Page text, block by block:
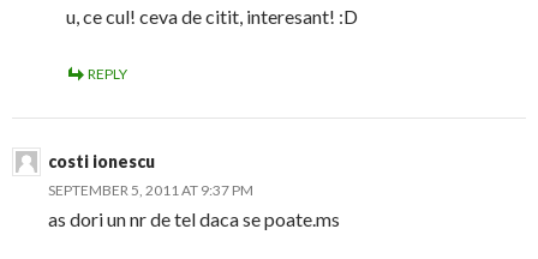
u, ce cul! ceva de citit, interesant! :D
REPLY
costi ionescu
SEPTEMBER 5, 2011 AT 9:37 PM
as dori un nr de tel daca se poate.ms